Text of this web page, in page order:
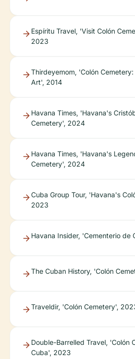
Espíritu Travel, 'Visit Colón
2023
Thirdeyemom, 'Colón
Art', 2014
Havana Times, 'Havana's
Cemetery', 2024
Havana Times, 'Havana's
Cemetery', 2024
Cuba Group Tour, 'Havana's
2023
Havana Insider, 'Cementerio de
The Cuban History, 'Colón
Traveldir, 'Colón Cemetery',
Double-Barrelled Travel, 'Colón
Cuba', 2023